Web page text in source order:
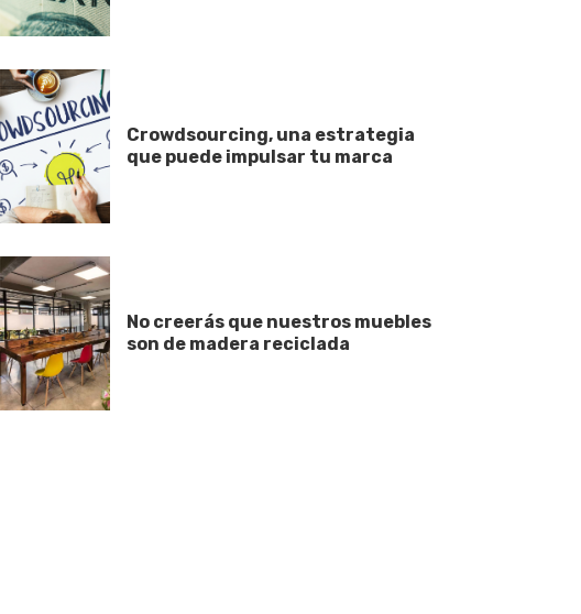
Crowdsourcing, una estrategia
que puede impulsar tu marca
No creerás que nuestros muebles
son de madera reciclada